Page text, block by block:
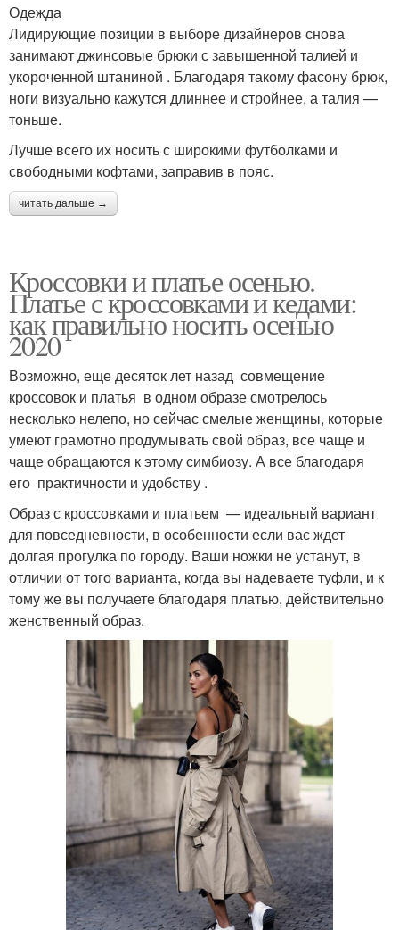
Одежда
Лидирующие позиции в выборе дизайнеров снова
занимают джинсовые брюки с завышенной талией и
укороченной штаниной . Благодаря такому фасону брюк,
ноги визуально кажутся длиннее и стройнее, а талия —
тоньше.
Лучше всего их носить с широкими футболками и
свободными кофтами, заправив в пояс.
читать дальше →
Кроссовки и платье осенью.
Платье с кроссовками и кедами:
как правильно носить осенью
2020
Возможно, еще десяток лет назад совмещение
кроссовок и платья в одном образе смотрелось
несколько нелепо, но сейчас смелые женщины, которые
умеют грамотно продумывать свой образ, все чаще и
чаще обращаются к этому симбиозу. А все благодаря
его практичности и удобству .
Образ с кроссовками и платьем — идеальный вариант
для повседневности, в особенности если вас ждет
долгая прогулка по городу. Ваши ножки не устанут, в
отличии от того варианта, когда вы надеваете туфли, и к
тому же вы получаете благодаря платью, действительно
женственный образ.